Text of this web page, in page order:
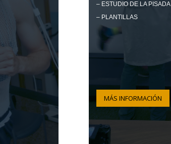
– ESTUDIO DE LA PISADA
– PLANTILLAS
MÁS INFORMACIÓN